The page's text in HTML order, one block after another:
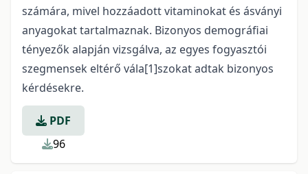
számára, mivel hozzáadott vitaminokat és ásványi
anyagokat tartalmaznak. Bizonyos demográfiai
tényezők alapján vizsgálva, az egyes fogyasztói
szegmensek eltérő vála[1]szokat adtak bizonyos
kérdésekre.
PDF
96